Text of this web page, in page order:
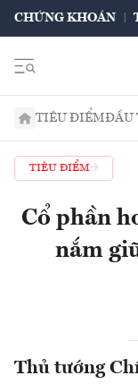
CHỨNG KHOÁN
TIÊU ĐIỂMĐẦU
TIÊU ĐIỂM
Cổ phần
nắm
Thủ tướng